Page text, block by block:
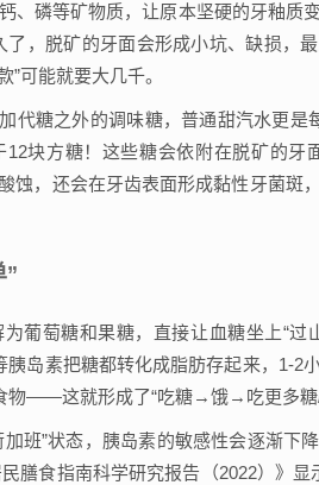
、磷等矿物质，让原本坚硬的牙釉
了，脱矿的牙面会形成小坑、缺损，
可能就要大几千。
代糖之外的调味糖，普通甜汽水更
块方糖！这些糖会依附在脱矿的牙
蚀，还会在牙齿表面形成黏性牙菌斑
”
葡萄糖和果糖，直接让血糖坐上“过
胰岛素把糖都转化成脂肪存起来，1-2
物——这就形成了“吃糖→饿→吃更多糖/
班”状态，胰岛素的敏感性会逐渐下
膳食指南科学研究报告（2022）》